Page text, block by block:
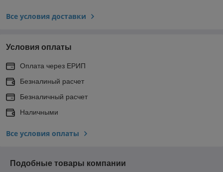
Все условия доставки
Условия оплаты
Оплата через ЕРИП
Безналиный расчет
Безналичный расчет
Наличными
Все условия оплаты
Подобные товары компании